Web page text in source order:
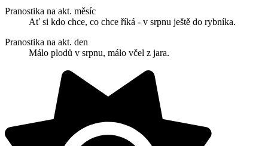
Pranostika na akt. měsíc
Ať si kdo chce, co chce říká - v srpnu ještě do rybníka.
Pranostika na akt. den
Málo plodů v srpnu, málo včel z jara.